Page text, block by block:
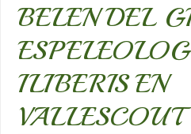
BELEN DEL
ILIBERIS EN
VALLESCOUT